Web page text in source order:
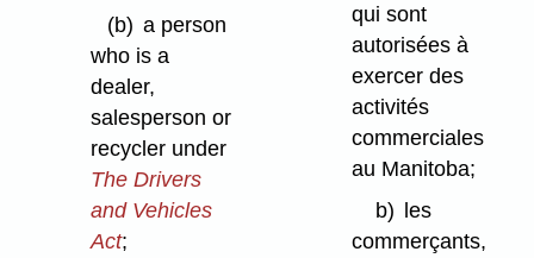
(b) a person
who is a
dealer,
salesperson or
recycler under
The Drivers
and Vehicles
Act;
qui sont
autorisées à
exercer des
activités
commerciales
au Manitoba;
b) les
commerçants,